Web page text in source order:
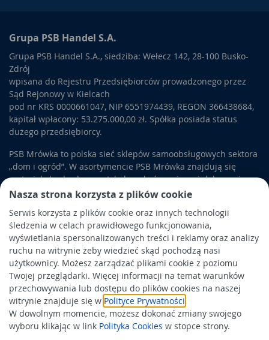
Nasza strona korzysta z plików cookie
Serwis korzysta z plików cookie oraz innych technologii
śledzenia w celach prawidłowego funkcjonowania,
wyświetlania spersonalizowanych treści i reklamy oraz analizy
ruchu na witrynie żeby wiedzieć skąd pochodzą nasi
użytkownicy. Możesz zarządzać plikami cookie z poziomu
Twojej przeglądarki. Więcej informacji na temat warunków
przechowywania lub dostępu do plików cookies na naszej
witrynie znajduje się w Polityce Prywatności
W dowolnym momencie, możesz dokonać zmiany swojego
wyboru klikając w link Polityka Cookies w stopce strony.
Grupa PSB Handel S.A.
Grupa PSB Handel S.A., siedziba: Wełecz 142, 28-100 Busko-
Zdrój
wpisana do Rejestru Przedsiębiorców prowadzonego przez
Sąd Rejonowy w Kielcach
pod nr KRS 0000661047, NIP 6551974439, REGON 366438684,
kapitał wpłacony: 53.275.000,00 zł. Spółka posiada status
dużego przedsiębiorcy.
PSB Mrówka to polska sieć sklepów samoobsługowych sektora
„dom i ogród”. W asortymencie PSB Mrówka znajdują się
materiały budowlane, artykuły wykończeniowe i dekoracyjne,
wyposażenie łazienek i kuchni, elektronarzędzia, a także
artykuły związane z ogrodem i otoczeniem domu.
Obowiązek informacyjny
Polityka prywatności
Polityka Cookies
Odbiór zużytego sprzętu
Wspierają nas: